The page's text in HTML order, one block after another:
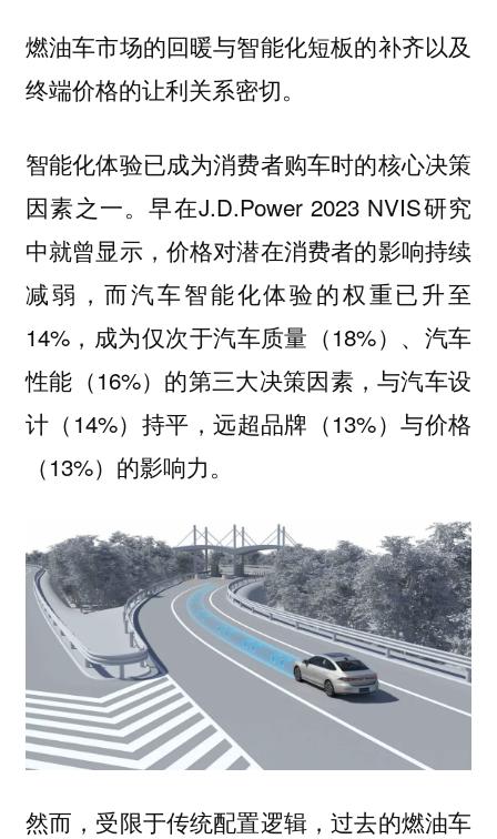
燃油车市场的回暖与智能化短板的补齐以及
终端价格的让利关系密切。
智能化体验已成为消费者购车时的核心决策
因素之一。早在J.D.Power 2023 NVIS研究
中就曾显示，价格对潜在消费者的影响持续
减弱，而汽车智能化体验的权重已升至
14%，成为仅次于汽车质量（18%）、汽车
性能（16%）的第三大决策因素，与汽车设
计（14%）持平，远超品牌（13%）与价格
（13%）的影响力。
然而，受限于传统配置逻辑，过去的燃油车